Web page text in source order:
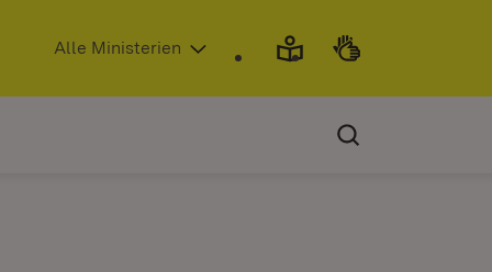
(Öffnet in neuem Fenster)
Alle Ministerien